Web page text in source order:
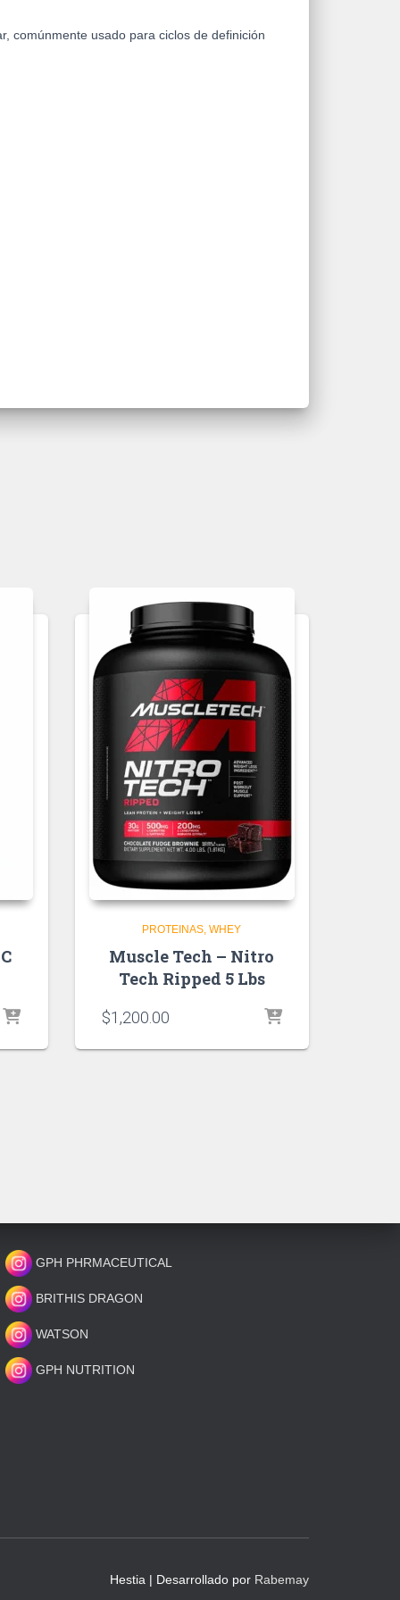
comúnmente usado para ciclos de definición
PROTEINAS WHEY
Muscle Tech – Nitro
Tech Ripped 5 Lbs
$1,200.00
GPH PHRMACEUTICAL
BRITHIS DRAGON
WATSON
GPH NUTRITION
Hestia | Desarrollado por Rabemay